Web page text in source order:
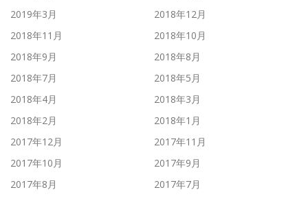
2019年3月
2018年12月
2018年11月
2018年10月
2018年9月
2018年8月
2018年7月
2018年5月
2018年4月
2018年3月
2018年2月
2018年1月
2017年12月
2017年11月
2017年10月
2017年9月
2017年8月
2017年7月